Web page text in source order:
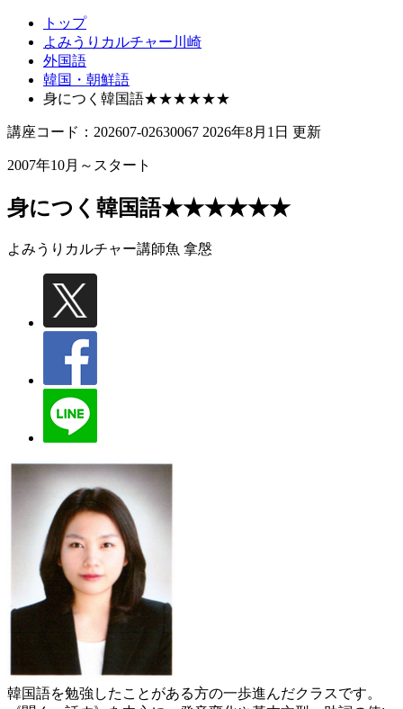
トップ
よみうりカルチャー川崎
外国語
韓国・朝鮮語
身につく韓国語★★★★★★
講座コード：202607-02630067 2026年8月1日 更新
2007年10月～スタート
身につく韓国語★★★★★★
よみうりカルチャー講師魚 拿慇
韓国語を勉強したことがある方の一歩進んだクラスです。